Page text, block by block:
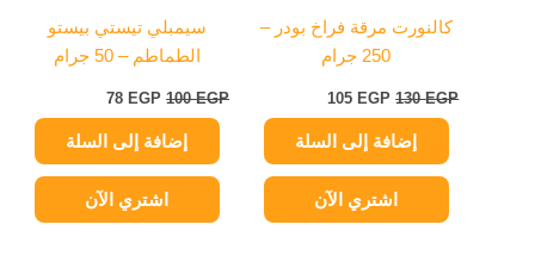
كالنورت مرقة فراخ بودر –
250 جرام
130EGP
105 EGP
إضافة إلى السلة
اشتري الآن
سيمبلي تيستي بيستو
الطماطم – 50 جرام
100EGP
78 EGP
إضافة إلى السلة
اشتري الآن